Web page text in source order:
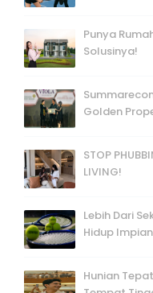
Punya
Solusinya!
Golden
STOP
LIVING!
Lebih Dari
Hidup Impian
Hunian